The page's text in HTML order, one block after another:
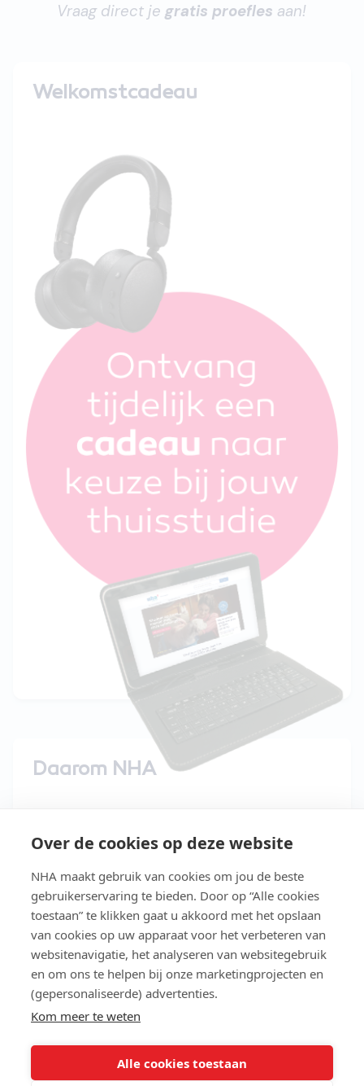
Over de cookies op deze website
NHA maakt gebruik van cookies om jou de beste
gebruikerservaring te bieden. Door op “Alle cookies
toestaan” te klikken gaat u akkoord met het opslaan
van cookies op uw apparaat voor het verbeteren van
websitenavigatie, het analyseren van websitegebruik
en om ons te helpen bij onze marketingprojecten en
(gepersonaliseerde) advertenties.
Kom meer te weten
Alle cookies toestaan
Vraag direct jegratis proefles aan!
Welkomstcadeau
Daarom NHA
Start direct met de cursus
Studeer in je eigen tempo
Niet geslaagd? Lesgeld terug
Slaag makkelijker met Easy Learning®
Gratis toegang tot de NHA e-
bookbibliotheek
Lees meer over NHA